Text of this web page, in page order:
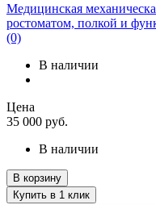
Медицинская
ростоматом, полкой и
(0)
В наличии
Цена
35 000 руб.
В наличии
В корзину
Купить в 1 клик